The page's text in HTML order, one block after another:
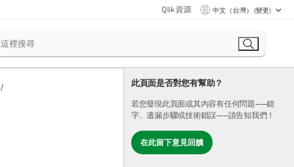
Qlik 資源 中文（台灣） (變更)
此頁面是否對您有幫助？
若您發現此頁面或其內容有任何問題——錯
字、遺漏步驟或技術錯誤——請告知我們！
在此留下意見回饋